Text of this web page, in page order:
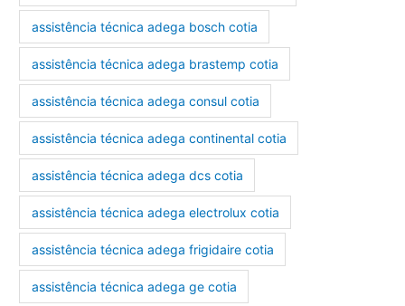
assistência técnica adega bosch cotia
assistência técnica adega brastemp cotia
assistência técnica adega consul cotia
assistência técnica adega continental cotia
assistência técnica adega dcs cotia
assistência técnica adega electrolux cotia
assistência técnica adega frigidaire cotia
assistência técnica adega ge cotia